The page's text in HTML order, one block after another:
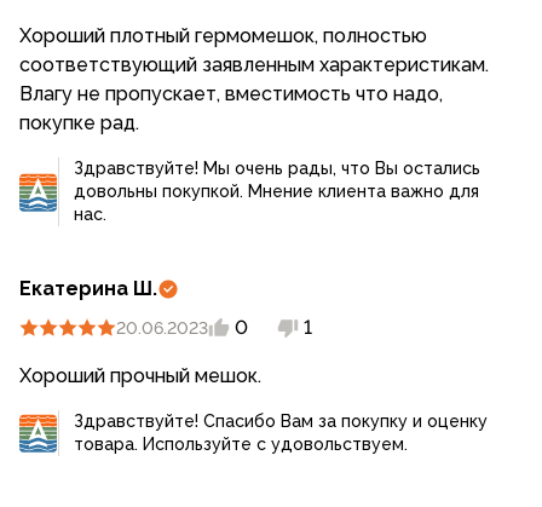
Хороший плотный гермомешок, полностью
соответствующий заявленным характеристикам.
Влагу не пропускает, вместимость что надо,
покупке рад.
Здравствуйте! Мы очень рады, что Вы остались
довольны покупкой. Мнение клиента важно для
нас.
Екатерина Ш.
20.06.2023 0 1
Хороший прочный мешок.
Здравствуйте! Спасибо Вам за покупку и оценку
товара. Используйте с удовольствуем.